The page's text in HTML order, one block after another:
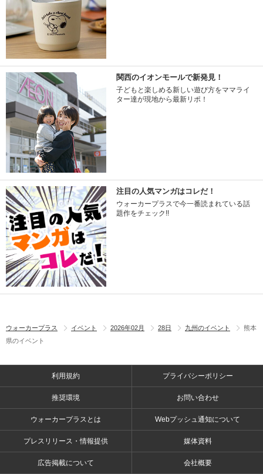
関西のイオンモールで新発見！
子どもと楽しめる新しい遊び方をママライ
ター達が現地から最新リポ！
注目の人気マンガはコレだ！
ウォーカープラスで今一番読まれている話
題作をチェック!!
ウォーカープラス イベント 2026年02月 28日 九州のイベント
熊本
県のイベント
利用規約 プライバシーポリシー
推奨環境 お問い合わせ
ウォーカープラスとは Webプッシュ通知について
プレスリリース・情報提供 媒体資料
広告掲載について 会社概要